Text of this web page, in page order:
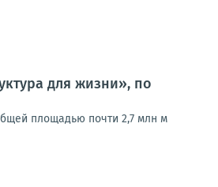
для жизни», по
площадью почти 2,7 млн м